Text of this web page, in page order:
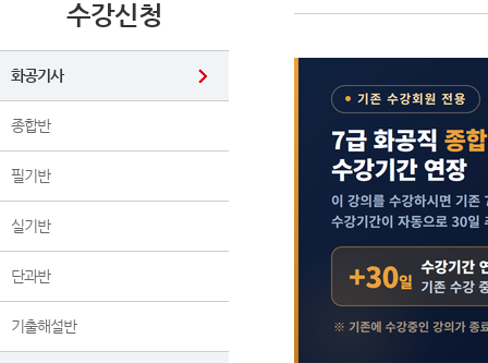
보
정
보
기
수강신청
화공기사
종합반
필기반
실기반
단과반
기출해설반